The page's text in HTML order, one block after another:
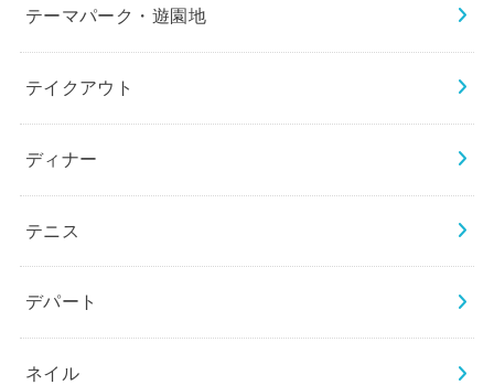
テーマパーク・遊園地
テイクアウト
ディナー
テニス
デパート
ネイル